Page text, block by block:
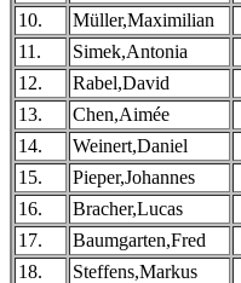
10.
Müller,Maximilian
11.
Simek,Antonia
12.
Rabel,David
13.
Chen,Aimée
14.
Weinert,Daniel
15.
Pieper,Johannes
16.
Bracher,Lucas
17.
Baumgarten,Fred
18.
Steffens,Markus